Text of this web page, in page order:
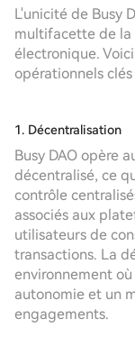
L'unicité de Busy
multifacette de la
électronique.
opérationnels
1. Décentralisation
Busy DAO opère
décentralisé, ce
contrôle
associés aux
utilisateurs de
transactions. La
environnement
autonomie et un
engagements.